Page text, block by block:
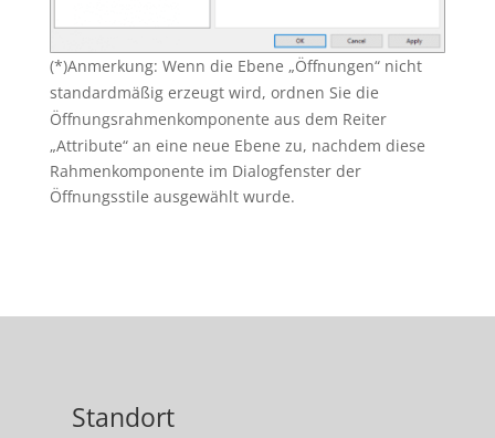
(*)Anmerkung: Wenn die Ebene „Öffnungen“ nicht
standardmäßig erzeugt wird, ordnen Sie die
Öffnungsrahmenkomponente aus dem Reiter
„Attribute“ an eine neue Ebene zu, nachdem diese
Rahmenkomponente im Dialogfenster der
Öffnungsstile ausgewählt wurde.
Standort